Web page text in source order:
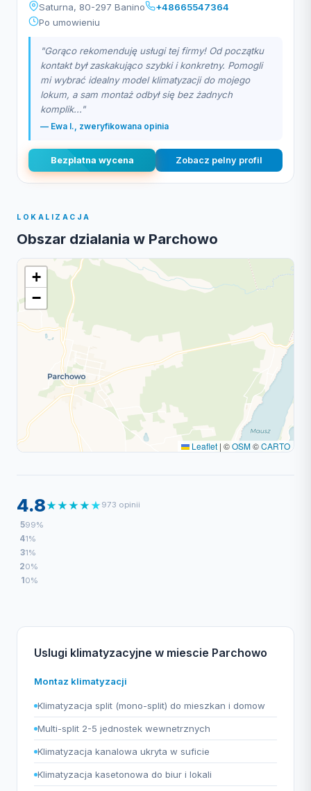
Saturna, 80-297 Banino
+48665547364
Po umowieniu
"Gorąco rekomenduję usługi tej firmy! Od początku
kontakt był zaskakująco szybki i konkretny. Pomogli
mi wybrać idealny model klimatyzacji do mojego
lokum, a sam montaż odbył się bez żadnych
komplik..."
— Ewa I., zweryfikowana opinia
Bezplatna wycena Zobacz pelny profil
LOKALIZACJA
Obszar dzialania w Parchowo
+
−
Leaflet | ©OSM©CARTO
4.8★★★★★ 973 opinii
599%
41%
31%
20%
10%
Uslugi klimatyzacyjne w miescie Parchowo
Montaz klimatyzacji
Klimatyzacja split (mono-split) do mieszkan i domow
Multi-split 2-5 jednostek wewnetrznych
Klimatyzacja kanalowa ukryta w suficie
Klimatyzacja kasetonowa do biur i lokali